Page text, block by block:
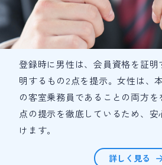
登録時に男性は、会員資格を証明
明するもの2点を提示。女性は、
の客室乗務員であることの両方を
点の提示を徹底しているため、
けます。
詳しく見る